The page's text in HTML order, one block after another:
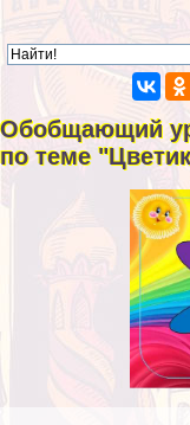
Обобщающий
по теме